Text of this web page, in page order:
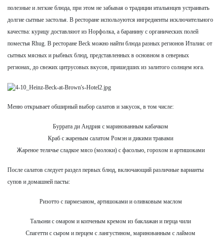
полезные и легкие блюда, при этом не забывая о традиции итальянцев устраивать
долгие сытные застолья. В ресторане используются ингредиенты исключительного
качества: курицу доставляют из Норфолка, а баранину с органических полей
поместья Rhug. В ресторане Beck можно найти блюда разных регионов Италии: от
сытных мясных и рыбных блюд, представленных в основном в северных
регионах, до свежих цитрусовых вкусов, пришедших из залитого солнцем юга.
Меню открывает обширный выбор салатов и закусок, в том числе:
Буррата ди Андрия с маринованным кабачком
Краб с жареным салатом Ромэн и дикими травами
Жареное телячье сладкое мясо (молоки) с фасолью, горохом и артишоками
После салатов следует раздел первых блюд, включающий различные варианты
супов и домашней пасты:
Ризотто с пармезаном, артишоками и оливковым маслом
Тальони с омаром и копченым кремом из баклажан и перца чили
Спагетти с сыром и перцем с лангустином, маринованным с лаймом